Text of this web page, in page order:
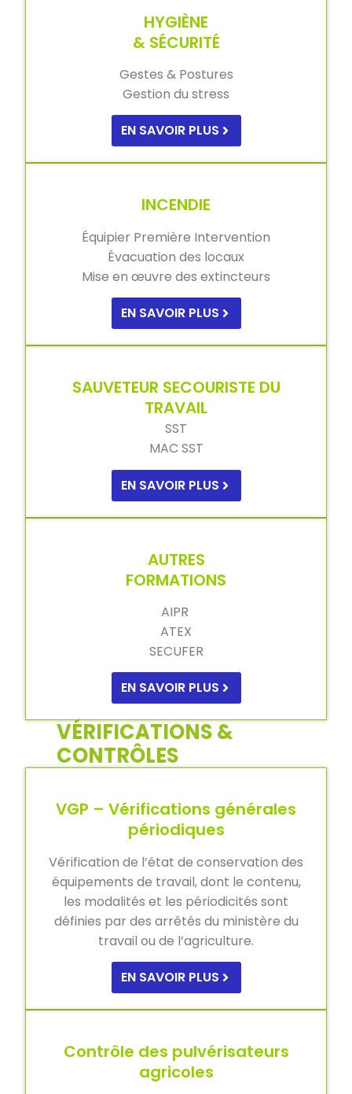
HYGIÈNE
& SÉCURITÉ
Gestes & Postures
Gestion du stress
EN SAVOIR PLUS
INCENDIE
Équipier Première Intervention
Évacuation des locaux
Mise en œuvre des extincteurs
EN SAVOIR PLUS
SAUVETEUR SECOURISTE DU
TRAVAIL
SST
MAC SST
EN SAVOIR PLUS
AUTRES
FORMATIONS
AIPR
ATEX
SECUFER
EN SAVOIR PLUS
VÉRIFICATIONS &
CONTRÔLES
VGP – Vérifications générales
périodiques
Vérification de l’état de conservation des
équipements de travail, dont le contenu,
les modalités et les périodicités sont
définies par des arrêtés du ministère du
travail ou de l’agriculture.
EN SAVOIR PLUS
Contrôle des pulvérisateurs
agricoles